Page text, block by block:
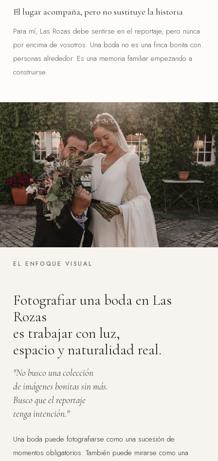
El lugar acompaña, pero no sustituye la historia
Para mí, Las Rozas debe sentirse en el reportaje, pero nunca
por encima de vosotros. Una boda no es una finca bonita con
personas alrededor. Es una memoria familiar empezando a
construirse.
EL ENFOQUE VISUAL
Fotografiar una boda en Las
Rozas
es trabajar con luz,
espacio y naturalidad real.
"No busco una colección
de imágenes bonitas sin más.
Busco que el reportaje
tenga intención."
Una boda puede fotografiarse como una sucesión de
momentos obligatorios. También puede mirarse como una